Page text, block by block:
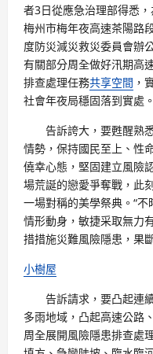
者3日從應急治理部得悉
梅州市梅年夜高速茶陽路
度防災減災救災委員會辦
有關部分周全做好汛期高
排查處理任務共享空間 ，
社會年夜局穩固落到實處。
告訴誇大，要甦醒熟悉
情勢，保持國民至上、性
僥幸心態，堅固建立風險
場荒誕的戀愛爭奪戰，此
一場對稱的美學祭典。“
情形動身，敏捷采取無力
措措施災難風險隱患，果
小樹屋
告訴請求，要凸起連
多雨地域，凸起高速公路
周全展開風險隱患排查處